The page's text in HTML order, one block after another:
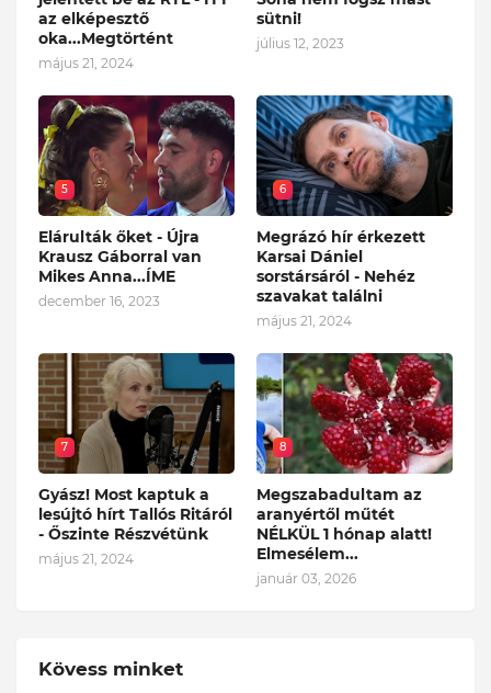
az elképesztő
oka...Megtörtént
május 21, 2024
sütni!
július 12, 2023
5
Elárulták őket - Újra
Krausz Gáborral van
Mikes Anna...ÍME
december 16, 2023
6
Megrázó hír érkezett
Karsai Dániel
sorstársáról - Nehéz
szavakat találni
május 21, 2024
7
Gyász! Most kaptuk a
lesújtó hírt Tallós Ritáról
- Őszinte Részvétünk
május 21, 2024
8
Megszabadultam az
aranyértől műtét
NÉLKÜL 1 hónap alatt!
Elmesélem...
január 03, 2026
Kövess minket